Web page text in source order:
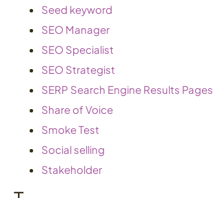
Seed keyword
SEO Manager
SEO Specialist
SEO Strategist
SERP Search Engine Results Pages
Share of Voice
Smoke Test
Social selling
Stakeholder